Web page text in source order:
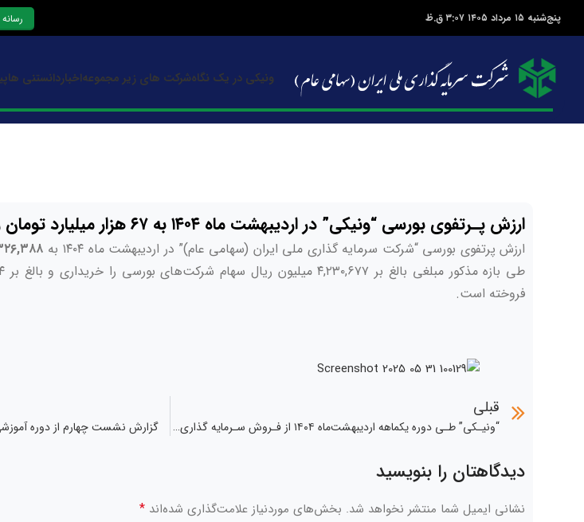
پنج‌شنبه ۱۵ مرداد ۱۴۰۵ ۳:۰۷ ق.ظ
ونیکی در یک نگاهشرکت های زیر مجموعهاخباردانستنی ها
ارزش پـرتفوی بورسی “ونیکی” در اردیبهشت ماه ۱۴۰۴ به ۶۷ هزار میلیارد تومان رسید.
ارزش پرتفوی بورسی “شرکت سرمایه­ گذاری ملی ایران (سهامی عام)” در اردیبهشت ماه ۱۴۰۴ به ۶۷۶,۳۲۶,۳۸۸
فروخته است.
قبلی
“ونیـکی” طـی دوره یکماهه اردیبهشت‌ماه ۱۴۰۴ از فـروش سـرمایه گذاری های خود مبلغی معادل ۱,۲۷۰,۳۸۳ میلیون ریال درآمد کسب نمود. گزارش نشست چهارم از دوره
دیدگاهتان را بنویسید
نشانی ایمیل شما منتشر نخواهد شد. بخش‌های موردنیاز علامت‌گذاری شده‌اند *